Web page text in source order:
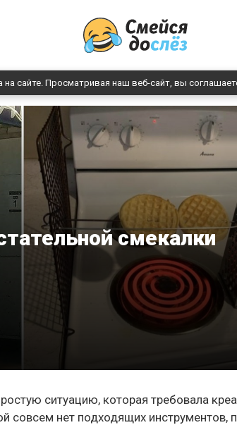
сайте. Просматривая наш веб-сайт, вы
смекалки
ситуацию, которая требовала
совсем нет подходящих инструментов,